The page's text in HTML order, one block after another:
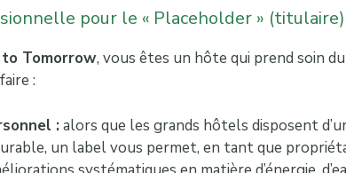
pour le « Placeholder » (titulaire)
Tomorrow, vous êtes un hôte qui prend soin
:
:alors que les grands hôtels disposent
un label vous permet, en tant que